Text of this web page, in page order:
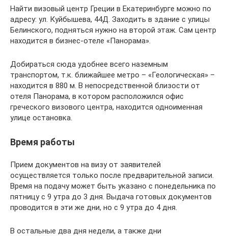
Найти визовый центр Греции в Екатеринбурге можно по
адресу: ул. Куйбышева, 44Д. Заходить в здание с улицы
Белинского, подняться нужно на второй этаж. Сам центр
находится в бизнес-отеле «Панорама».
Добираться сюда удобнее всего наземным
транспортом, т.к. ближайшее метро – «Геологическая» –
находится в 880 м. В непосредственной близости от
отеля Панорама, в котором расположился офис
греческого визового центра, находится одноименная
улице остановка.
Время работы
Прием документов на визу от заявителей
осуществляется только после предварительной записи.
Время на подачу может быть указано с понедельника по
пятницу с 9 утра до 3 дня. Выдача готовых документов
проводится в эти же дни, но с 9 утра до 4 дня.
В остальные два дня недели, а также дни